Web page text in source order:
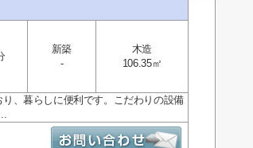
新築
-
木造
106.35㎡
、暮らしに便利です。こだわりの設備